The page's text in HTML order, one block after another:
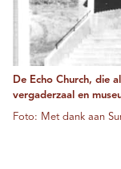
De Echo Church, die
vergaderzaal en
Foto: Met dank aan